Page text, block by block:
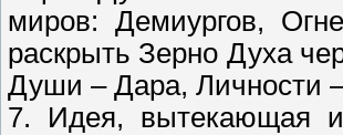
миров: Демиургов,
раскрыть Зерно Духа
Души – Дара, Личности
7. Идея, вытекающая